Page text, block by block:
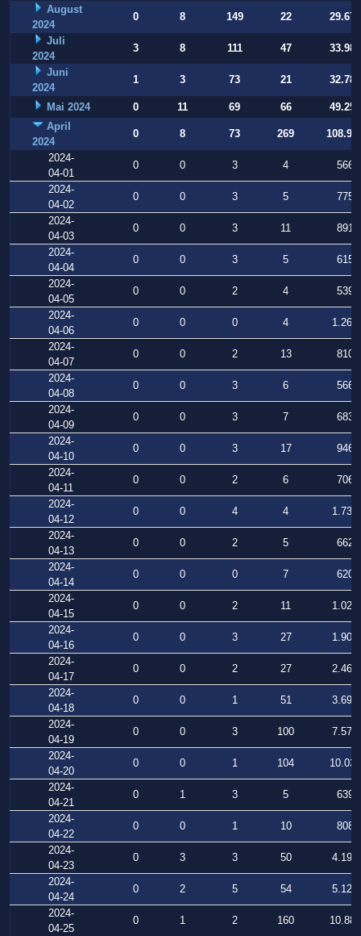
August
2024
0 8 149 22
29.677
Juli
2024
3 8 111 47
33.988
Juni
2024
1 3 73 21 32.784
Mai 2024 0 11 69 66
49.253
April
2024
0 8 73 269
2024-
04-01
0 0 3 4
566
2024-
04-02
0 0 3 5
775
2024-
04-03
0 0 3 11
891
2024-
04-04
0 0 3 5
615
2024-
04-05
0 0 2 4
539
2024-
04-06
0 0 0 4
1.268
2024-
04-07
0 0 2 13
810
2024-
04-08
0 0 3 6
566
2024-
04-09
0 0 3 7
683
2024-
04-10
0 0 3 17
946
2024-
04-11
0 0 2 6
706
2024-
04-12
0 0 4 4
1.738
2024-
04-13
0 0 2 5
662
2024-
04-14
0 0 0 7
620
2024-
04-15
0 0 2 11
1.027
2024-
04-16
0 0 3 27
1.908
2024-
04-17
0 0 2 27
2.465
2024-
04-18
0 0 1 51
3.699
2024-
04-19
0 0 3 100
7.577
2024-
04-20
0 0 1 104
10.037
2024-
04-21
0 1 3 5
639
2024-
04-22
0 0 1 10
808
2024-
04-23
0 3 3 50
4.191
2024-
04-24
0 2 5 54
5.127
2024-
04-25
0 1 2 160
10.881